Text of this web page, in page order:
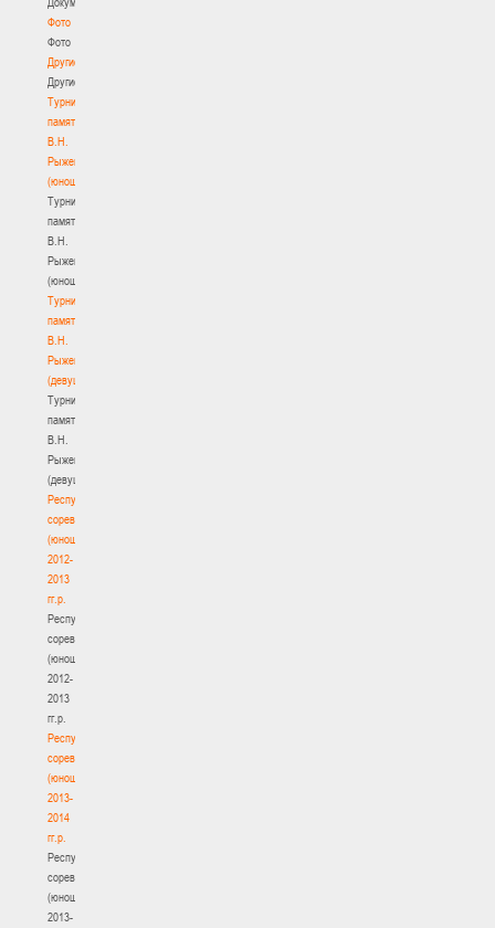
Фото
Фото
Другие
Другие
Турнир
памяти
В.Н.
Рыженкова
(юноши)
Турнир
памяти
В.Н.
Рыженкова
(юноши)
Турнир
памяти
В.Н.
Рыженкова
(девушки)
Турнир
памяти
В.Н.
Рыженкова
(девушки)
Республиканские
соревнования
(юноши)
2012-
2013
гг.р.
Республиканские
соревнования
(юноши)
2012-
2013
гг.р.
Республиканские
соревнования
(юноши)
2013-
2014
гг.р.
Республиканские
соревнования
(юноши)
2013-